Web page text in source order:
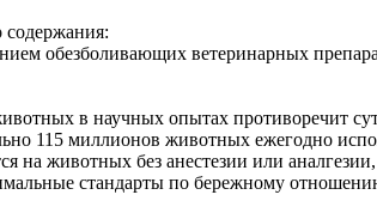
содержания:
обезболивающих ветеринарных
в научных опытах противоречит
115 миллионов животных ежегодно
на животных без анестезии или
стандарты по бережному